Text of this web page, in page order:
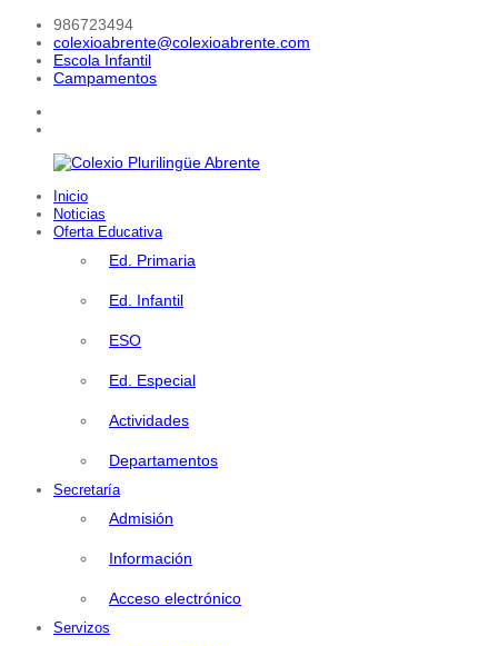
Saltar
contenido
986723494
colexioabrente@colexioabrente.com
Escola Infantil
Campamentos
Colexio
Plurilingüe
Inicio
Noticias
Oferta Educativa
Ed. Primaria
Ed. Infantil
ESO
Ed. Especial
Actividades
Departamentos
Secretaría
Admisión
Información
Acceso electrónico
Servizos